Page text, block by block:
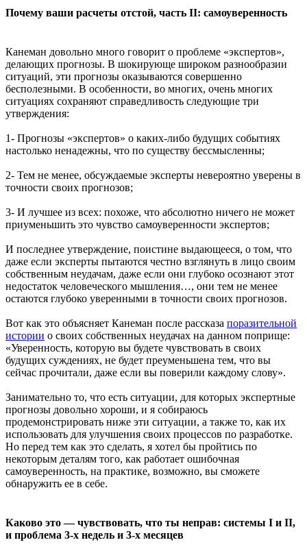
Почему ваши расчеты отстой, часть II: самоуверенность
Канеман довольно много говорит о проблеме «экспертов»,
делающих прогнозы. В шокирующе широком разнообразии
ситуаций, эти прогнозы оказываются совершенно
бесполезными. В особенности, во многих, очень многих
ситуациях сохраняют справедливость следующие три
утверждения:
1- Прогнозы «экспертов» о каких-либо будущих событиях
настолько ненадежны, что по существу бессмысленны;
2- Тем не менее, обсуждаемые эксперты невероятно уверены в
точности своих прогнозов;
3- И лучшее из всех: похоже, что абсолютно ничего не может
приуменьшить это чувство самоуверенности экспертов;
И последнее утверждение, поистине выдающееся, о том, что
даже если эксперты пытаются честно взглянуть в лицо своим
собственным неудачам, даже если они глубоко осознают этот
недостаток человеческого мышления…, они тем не менее
остаются глубоко уверенными в точности своих прогнозов.
Вот как это объясняет Канеман после рассказа поразительной
истории о своих собственных неудачах на данном поприще:
«Уверенность, которую вы будете чувствовать в своих
будущих суждениях, не будет преуменьшена тем, что вы
сейчас прочитали, даже если вы поверили каждому слову».
Занимательно то, что есть ситуации, для которых экспертные
прогнозы довольно хороши, и я собираюсь
продемонстрировать ниже эти ситуации, а также то, как их
использовать для улучшения своих процессов по разработке.
Но перед тем как это сделать, я хотел бы пройтись по
некоторым деталям того, как работает ошибочная
самоуверенность, на практике, возможно, вы сможете
обнаружить ее в себе.
Каково это — чувствовать, что ты неправ: системы I и II,
и проблема 3-х недель и 3-х месяцев